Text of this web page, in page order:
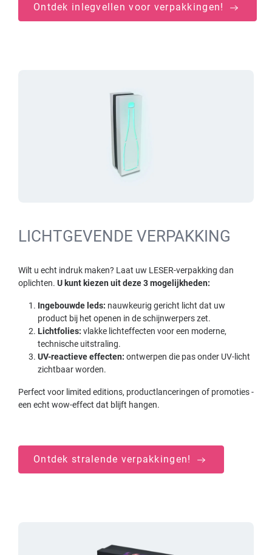
Ontdek inlegvellen voor verpakkingen!
LICHTGEVENDE VERPAKKING
Wilt u echt indruk maken? Laat uw LESER-verpakking dan
oplichten. U kunt kiezen uit deze 3 mogelijkheden:
Ingebouwde leds: nauwkeurig gericht licht dat uw
product bij het openen in de schijnwerpers zet.
Lichtfolies: vlakke lichteffecten voor een moderne,
technische uitstraling.
UV-reactieve effecten: ontwerpen die pas onder UV-licht
zichtbaar worden.
Perfect voor limited editions, productlanceringen of promoties -
een echt wow-effect dat blijft hangen.
Ontdek stralende verpakkingen!